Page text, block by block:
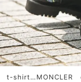
t-shirt…MONCLER